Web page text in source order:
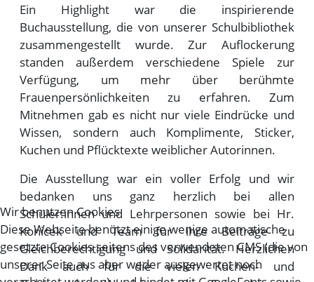
Ein Highlight war die inspirierende
Buchausstellung, die von unserer Schulbibliothek
zusammengestellt wurde. Zur Auflockerung
standen außerdem verschiedene Spiele zur
Verfügung, um mehr über berühmte
Frauenpersönlichkeiten zu erfahren. Zum
Mitnehmen gab es nicht nur viele Eindrücke und
Wissen, sondern auch Komplimente, Sticker,
Kuchen und Pflücktexte weiblicher Autorinnen.
Die Ausstellung war ein voller Erfolg und wir
bedanken uns ganz herzlich bei allen
Schüler:innen und Lehrpersonen sowie bei Hr.
Konicek und Team für ihre Beiträge zu
Gleichberechtigung und Solidarität. Herzlichen
Dank auch für die vielen Kuchen- und
Wir benutzen Cookies
Diese Webseite benützt einige wenige automatische
gesetzte Cookies seitens des verwendeten CMS (die von
unserer Seite aus aber weder ausgewertet noch